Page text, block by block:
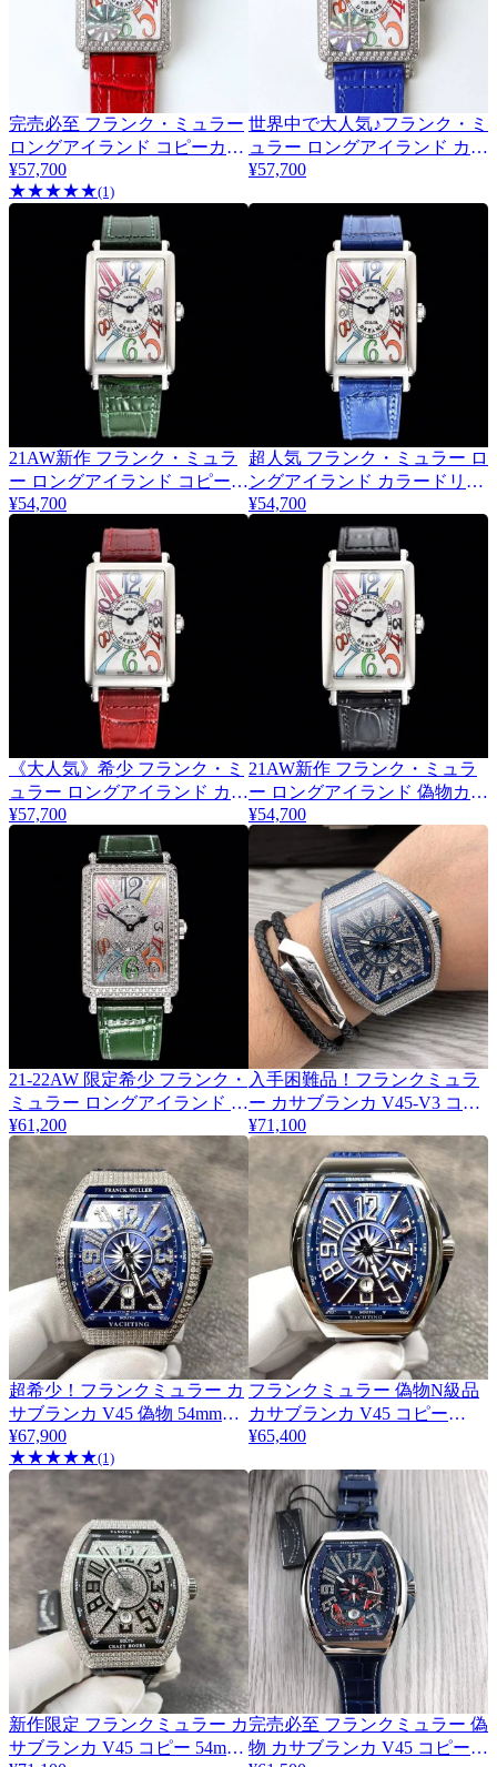
完売必至 フランク・ミュラー
ロングアイランド コピーカラ
ードリームスお洒落に♪
frt80800
¥57,700
★★★★★(1)
世界中で大人気♪フランク・ミ
ュラー ロングアイランド カラ
ードリームス 偽物N級品
¥57,700
21AW新作 フランク・ミュラ
ー ロングアイランド コピーカ
ラードリームス fre21607
¥54,700
超人気 フランク・ミュラー ロ
ングアイランド カラードリー
ムス fri75934
¥54,700
《大人気》希少 フランク・ミ
ュラー ロングアイランド カラ
ードリームス frv83994
¥57,700
21AW新作 フランク・ミュラ
ー ロングアイランド 偽物カラ
ードリームス frr71166
¥54,700
21-22AW 限定希少 フランク・
ミュラー ロングアイランド コ
ピーダイヤ frg07662
¥61,200
入手困難品！フランクミュラ
ー カサブランカ V45-V3 コピ
ー 超希少！ frd12697
¥71,100
超希少！フランクミュラー カ
サブランカ V45 偽物 54mm
frd01186
¥67,900
★★★★★(1)
フランクミュラー 偽物N級品
カサブランカ V45 コピー
54mm 日本未入荷 frf12557
¥65,400
新作限定 フランクミュラー カ
サブランカ V45 コピー 54mm
完売必至 フランクミュラー 偽
物 カサブランカ V45 コピー